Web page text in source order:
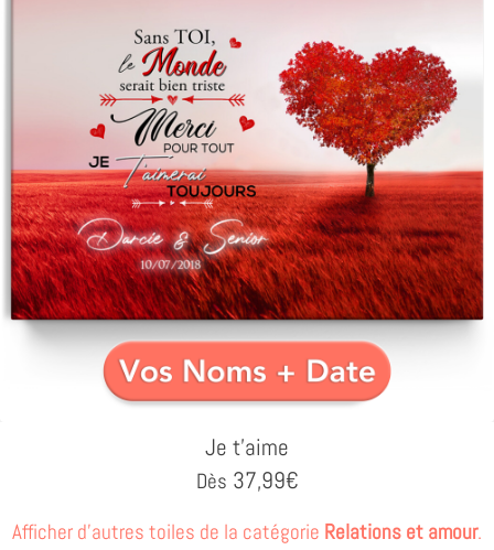
Je t'aime
Dès 37,99€
Afficher d'autres toiles de la catégorie Relations et amour.